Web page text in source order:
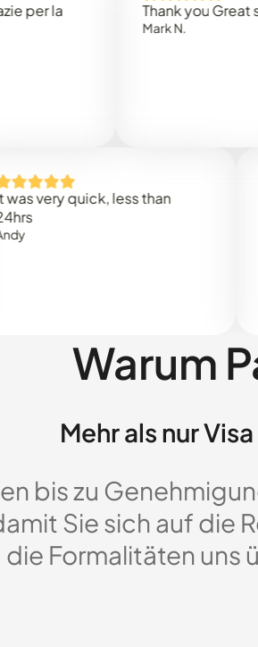
Thank you Great service
quick, less than
Warum
Mehr als nur
bis zu
Sie sich auf die
Formalitäten uns